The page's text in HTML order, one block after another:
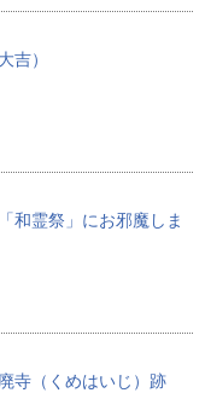
吉）
和霊祭」にお邪魔しま
寺（くめはいじ）跡